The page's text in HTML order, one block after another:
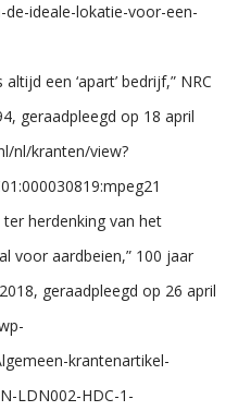
ideale-lokatie-voor-een-
een ‘apart’ bedrijf,” NRC
geraadpleegd op 18 april
nl/kranten/view?
herdenking van het
voor aardbeien,” 100 jaar
geraadpleegd op 26 april
krantenartikel-
LDN002-HDC-1-